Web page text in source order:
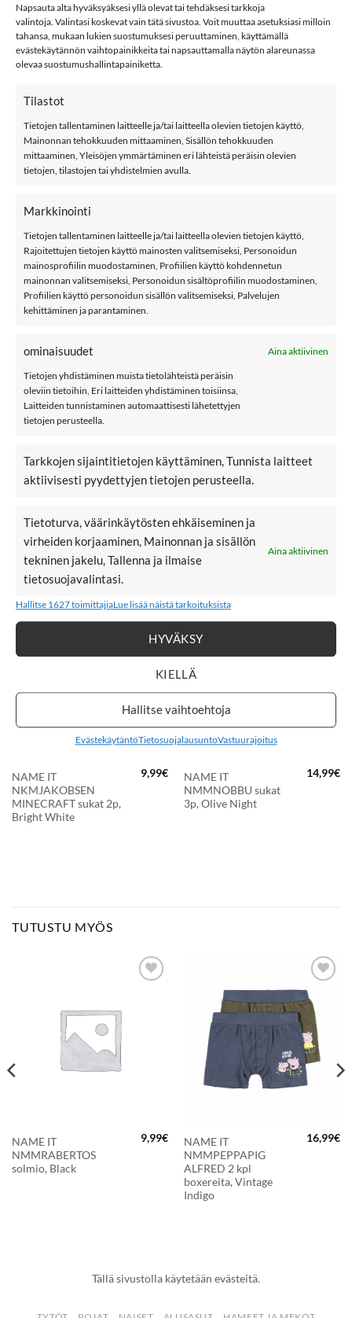
Napsauta alta hyväksyäksesi yllä olevat tai tehdäksesi tarkkoja
valintoja. Valintasi koskevat vain tätä sivustoa. Voit muuttaa asetuksiasi milloin
tahansa, mukaan lukien suostumuksesi peruuttaminen, käyttämällä
evästekäytännön vaihtopainikkeita tai napsauttamalla näytön alareunassa
olevaa suostumushallintapainiketta.
Tilastot
Tietojen tallentaminen laitteelle ja/tai laitteella olevien tietojen käyttö,
Mainonnan tehokkuuden mittaaminen, Sisällön tehokkuuden
mittaaminen, Yleisöjen ymmärtäminen eri lähteistä peräisin olevien
tietojen, tilastojen tai yhdistelmien avulla.
Markkinointi
Tietojen tallentaminen laitteelle ja/tai laitteella olevien tietojen käyttö,
Rajoitettujen tietojen käyttö mainosten valitsemiseksi, Personoidun
mainosprofiilin muodostaminen, Profiilien käyttö kohdennetun
mainonnan valitsemiseksi, Personoidun sisältöprofiilin muodostaminen,
Profiilien käyttö personoidun sisällön valitsemiseksi, Palvelujen
kehittäminen ja parantaminen.
ominaisuudet Aina aktiivinen
Tietojen yhdistäminen muista tietolähteistä peräisin
oleviin tietoihin, Eri laitteiden yhdistäminen toisiinsa,
Laitteiden tunnistaminen automaattisesti lähetettyjen
tietojen perusteella.
Tarkkojen sijaintitietojen käyttäminen, Tunnista laitteet
aktiivisesti pyydettyjen tietojen perusteella.
Tietoturva, väärinkäytösten ehkäiseminen ja
virheiden korjaaminen, Mainonnan ja sisällön
tekninen jakelu, Tallenna ja ilmaise
tietosuojavalintasi.
Aina aktiivinen
Hallitse 1627 toimittajiaLue lisää näistä tarkoituksista
HYVÄKSY
KIELLÄ
Hallitse vaihtoehtoja
EvästekäytäntöTietosuojalausuntoVastuurajoitus
Tuotetunnus (SKU):668799978787
Osastot:Bf,Bm,Merinovilla,name it,Sukat,Villa
LISÄTIEDOT
ARVIOT (0)
NAME IT NBMWAKSI merinovillaiset terrysukat,
Black
Materiaali: 50% merinovillaa, 30% puuvillaa, 17% polyamidia ja 3%
elastaania
Hoito: 30 °C konepesu
Villavaatteet
Kokotaulukko
Lisää sukkia
SUOSIKKEIHIN
NAME IT
NKMJAKOBSEN
MINECRAFT sukat 2p,
Bright White
9,99€
SUOSIKKEIHIN
NAME IT
NMMNOBBU sukat
3p, Olive Night
14,99€
TUTUSTU MYÖS
NAME IT
NMMRABERTOS
solmio, Black
9,99€
LISÄÄ
SUOSIKKEIHIN
NAME IT
NMMPEPPAPIG
ALFRED 2 kpl
boxereita, Vintage
Indigo
16,99€
Tällä sivustolla käytetään evästeitä.